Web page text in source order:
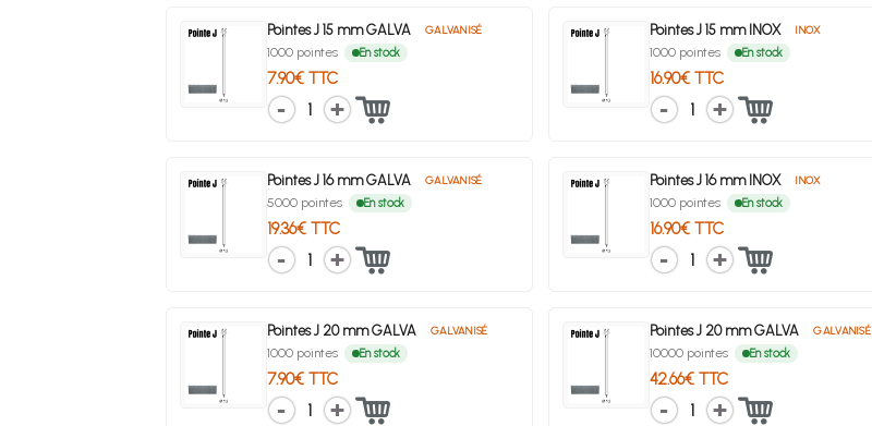
Pointes J 15 mm GALVA GALVANISÉ
1000 pointes En stock
7.90€ TTC
1
Pointes J 15 mm INOX INOX
1000 pointes En stock
16.90€ TTC
1
Pointes J 16 mm GALVA GALVANISÉ
5000 pointes En stock
19.36€ TTC
1
Pointes J 16 mm INOX INOX
1000 pointes En stock
16.90€ TTC
1
Pointes J 20 mm GALVA GALVANISÉ
1000 pointes En stock
7.90€ TTC
1
Pointes J 20 mm GALVA GALVANISÉ
10000 pointes En stock
42.66€ TTC
1